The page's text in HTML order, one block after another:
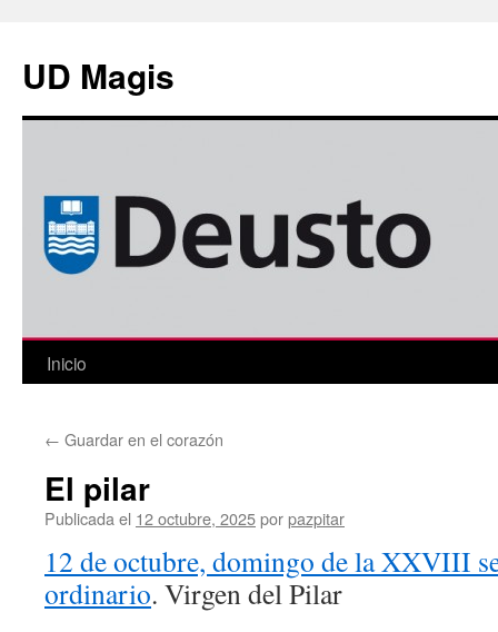
contenido
UD Magis
Inicio
← Guardar en el corazón
El pilar
Publicada el 12 octubre, 2025porpazpitar
12 de octubre, domingo de la XXVIII
ordinario. Virgen del Pilar